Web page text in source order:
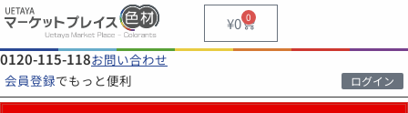
¥0 0
0120-115-118お問い合わせ
会員登録でもっと便利 ログイン